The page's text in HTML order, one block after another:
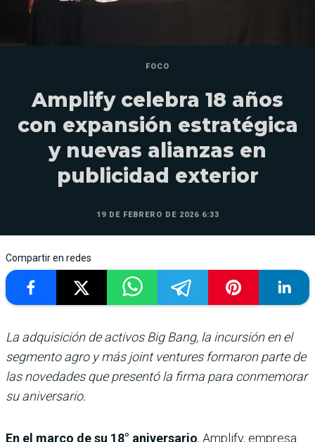
FOCO
Amplify celebra 18 años
con expansión estratégica
y nuevas alianzas en
publicidad exterior
19 DE FEBRERO DE 2026 6:33
Compartir en redes
La adquisición de activos Big Bang, la incursión en el
segmento agro y más joint ventures formaron parte de
las novedades que presentó la firma para conmemorar
su aniversario.
En el marco de su 18° aniversario, Amplify, empresa